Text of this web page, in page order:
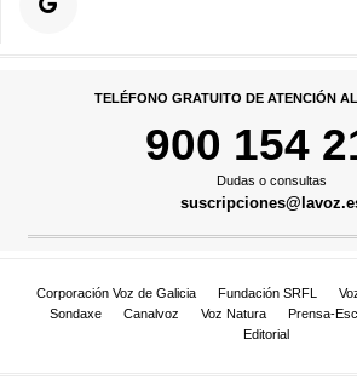
TELÉFONO GRATUITO DE ATENCIÓN
900 154
Dudas o consultas
Corporación Voz de Galicia Fundación SRFL
Sondaxe
Canalvoz Voz Natura Prensa-
Editorial